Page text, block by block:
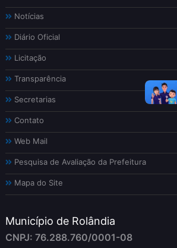
Notícias
Diário Oficial
Licitação
Transparência
Secretarias
Contato
Web Mail
Pesquisa de Avaliação da Prefeitura
Mapa do Site
Município de Rolândia
CNPJ: 76.288.760/0001-08